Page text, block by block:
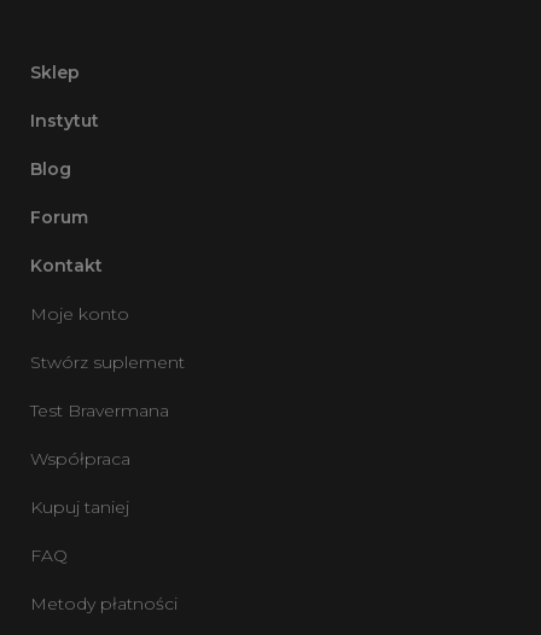
Sklep
Instytut
Blog
Forum
Kontakt
Moje konto
Stwórz suplement
Test Bravermana
Współpraca
Kupuj taniej
FAQ
Metody płatności